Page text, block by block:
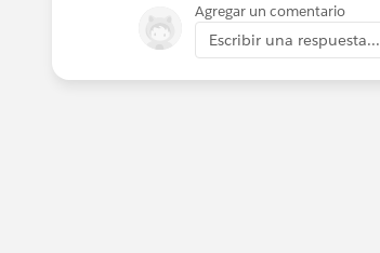
Agregar un comentario
Escribir una respuesta...